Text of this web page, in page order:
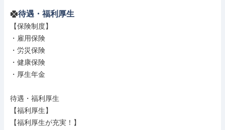
待遇・福利厚生
【保険制度】
・雇用保険
・労災保険
・健康保険
・厚生年金
待遇・福利厚生
【福利厚生】
【福利厚生が充実！】